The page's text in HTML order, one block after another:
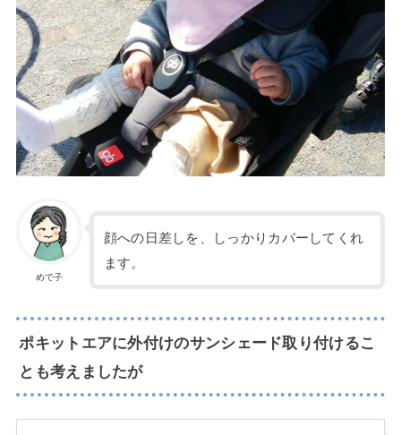
めで子
顔への日差しを、しっかりカバーしてくれ
ます。
ポキットエアに外付けのサンシェード取り付けるこ
とも考えましたが